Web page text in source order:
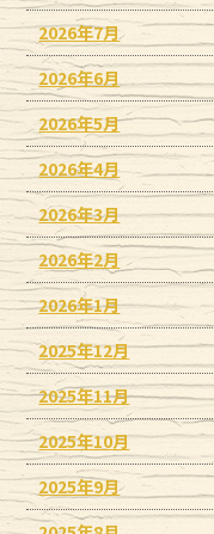
2026年7月
2026年6月
2026年5月
2026年4月
2026年3月
2026年2月
2026年1月
2025年12月
2025年11月
2025年10月
2025年9月